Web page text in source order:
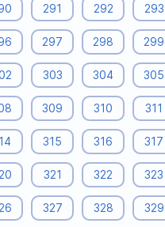
291 292 293
297 298 299
303 304 305
309 310 311
315 316 317
321 322 323
327 328 329